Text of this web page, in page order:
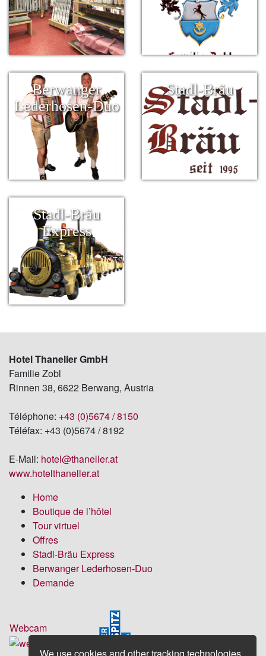
We use cookies and other tracking technologies
Berwanger
Lederhosen-Duo
Stadl-Bräu
Stadl-Bräu
Express
Hotel Thaneller GmbH
Familie Zobl
Rinnen 38, 6622 Berwang, Austria
Téléphone: +43 (0)5674 / 8150
Téléfax: +43 (0)5674 / 8192
E-Mail: hotel@thaneller.at
www.hotelthaneller.at
Home
Boutique de l’hôtel
Tour virtuel
Offres
Stadl-Bräu Express
Berwanger Lederhosen-Duo
Demande
Webcam